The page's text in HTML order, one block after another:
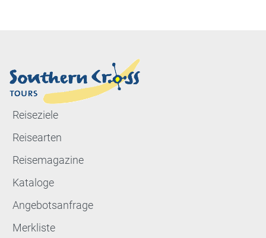
Reiseziele
Reisearten
Reisemagazine
Kataloge
Angebotsanfrage
Merkliste